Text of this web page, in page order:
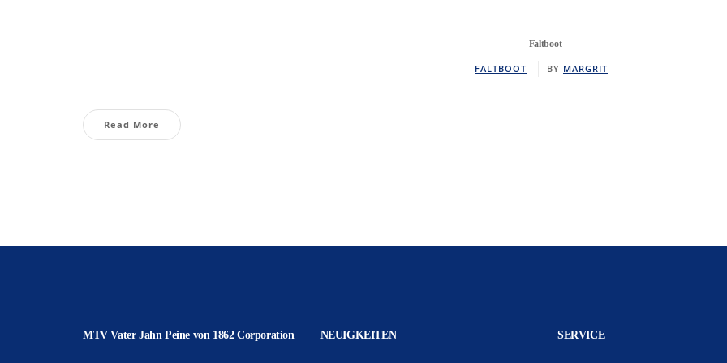
Faltboot
FALTBOOT BY MARGRIT
Read More
MTV Vater Jahn Peine von 1862 Corporation NEUIGKEITEN SERVICE